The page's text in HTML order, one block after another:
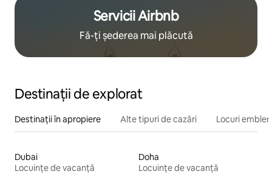
Servicii Airbnb
Fă-ți șederea mai plăcută
Destinații de explorat
Destinații în apropiere Alte tipuri de cazări Locuri
Dubai
Locuințe de vacanță
Doha
Locuințe de vacanță